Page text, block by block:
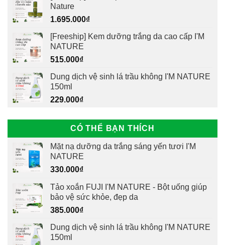
Nature
1.695.000₫
[Freeship] Kem dưỡng trắng da cao cấp I'M
NATURE
515.000₫
Dung dịch vệ sinh lá trầu không I'M NATURE
150ml
229.000₫
CÓ THỂ BẠN THÍCH
Mặt nạ dưỡng da trắng sáng yến tươi I'M
NATURE
330.000₫
Tảo xoắn FUJI I'M NATURE - Bột uống giúp
bảo vệ sức khỏe, đẹp da
385.000₫
Dung dịch vệ sinh lá trầu không I'M NATURE
150ml